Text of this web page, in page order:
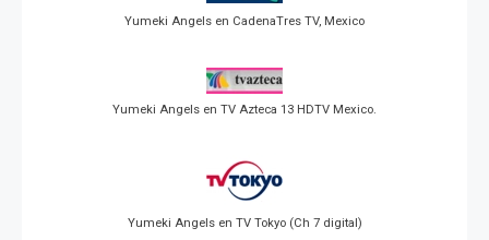
Yumeki Angels en CadenaTres TV, Mexico
Yumeki Angels en TV Azteca 13 HDTV Mexico.
Yumeki Angels en TV Tokyo (Ch 7 digital)